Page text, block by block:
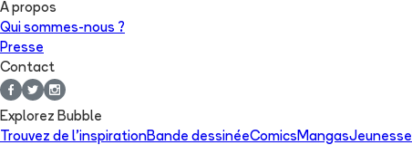
A propos
Qui sommes-nous ?
Presse
Contact
Explorez Bubble
Trouvez de l'inspirationBande dessinéeComics MangasJeunesse